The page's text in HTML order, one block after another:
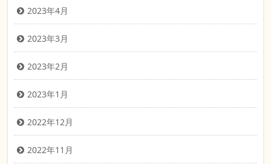
2023年4月
2023年3月
2023年2月
2023年1月
2022年12月
2022年11月